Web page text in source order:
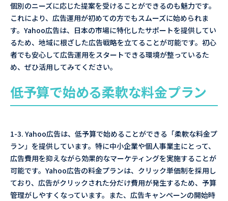
個別のニーズに応じた提案を受けることができるのも魅力です。
これにより、広告運用が初めての方でもスムーズに始められま
す。Yahoo広告は、日本の市場に特化したサポートを提供してい
るため、地域に根ざした広告戦略を立てることが可能です。初心
者でも安心して広告運用をスタートできる環境が整っているた
め、ぜひ活用してみてください。
低予算で始める柔軟な料金プラン
1-3. Yahoo広告は、低予算で始めることができる「柔軟な料金プ
ラン」を提供しています。特に中小企業や個人事業主にとって、
広告費用を抑えながら効果的なマーケティングを実施することが
可能です。Yahoo広告の料金プランは、クリック単価制を採用し
ており、広告がクリックされた分だけ費用が発生するため、予算
管理がしやすくなっています。また、広告キャンペーンの開始時